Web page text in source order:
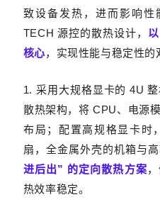
致设备发热，进而影响性
TECH 源控的散热设计，
核心，实现性能与稳定性的
1. 采用大规格显卡的 4U
散热架构，将 CPU、电源
布局；配置高规格显卡时
扇，全金属外壳的机箱与
进后出” 的定向散热方案
热效率稳定。